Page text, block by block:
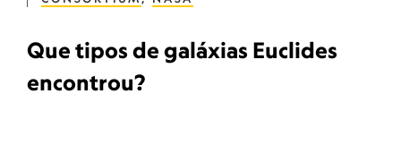
Que tipos de galáxias Euclides
encontrou?